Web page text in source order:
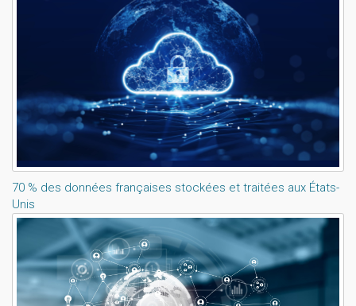
70 % des données françaises stockées et traitées aux États-
Unis